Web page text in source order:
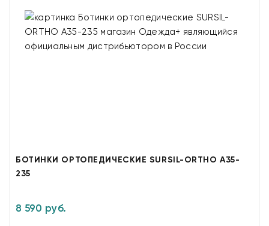
БОТИНКИ ОРТОПЕДИЧЕСКИЕ SURSIL-ORTHO A35-
235
8 590 руб.